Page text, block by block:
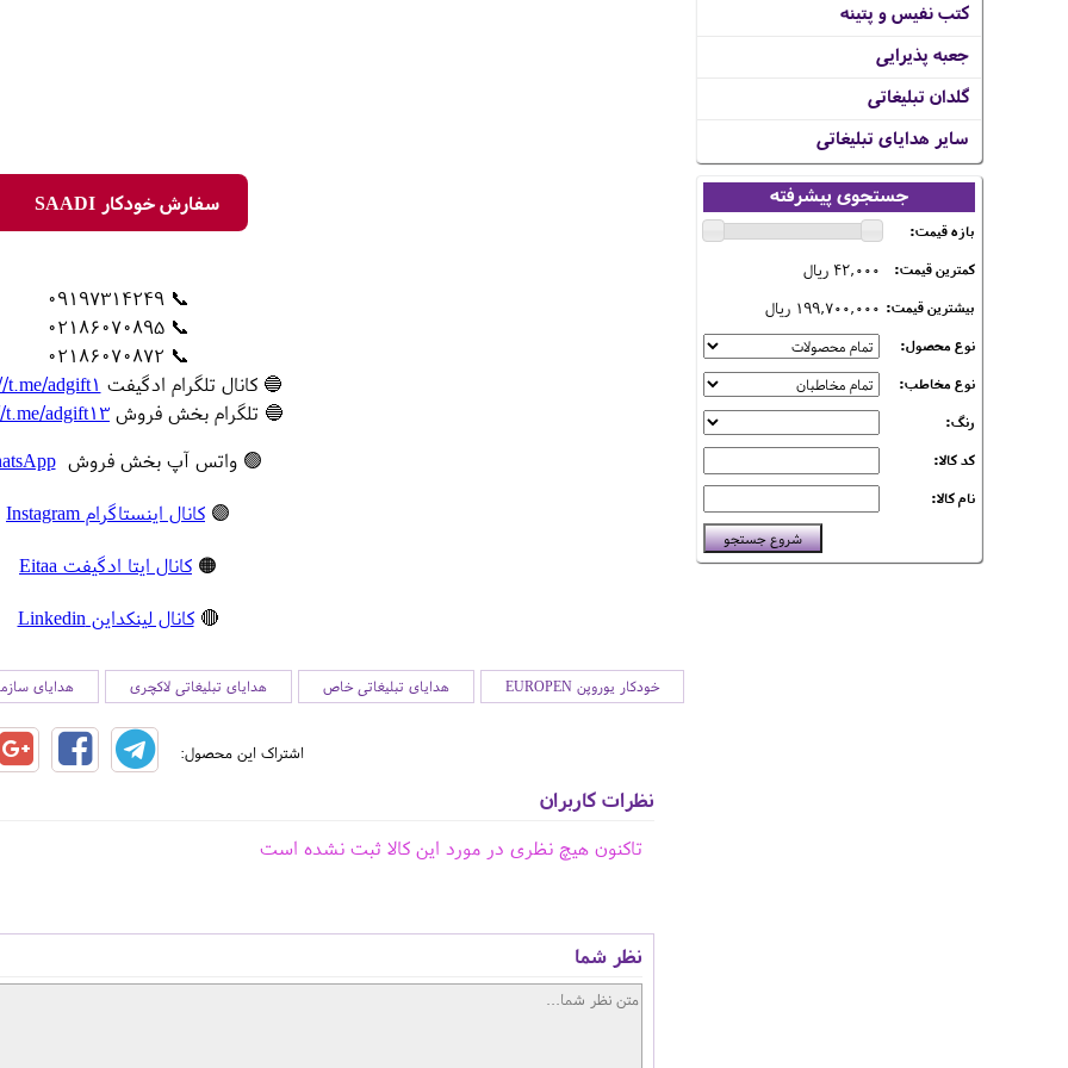
کتب نفیس و پتینه
جعبه پذیرایی
گلدان تبلیغاتی
سایر هدایای تبلیغاتی
جستجوی پیشرفته
بازه قیمت:
کمترین قیمت:
42,000 ریال
بیشترین قیمت: 199,700,000 ریال
نوع محصول:
نوع مخاطب:
رنگ:
کد کالا:
نام کالا:
سفارش خودکار SAADI
📞 09197314249
📞 02186070895
📞 02186070872
🔵 کانال تلگرام ادگیفت t.me/adgift1
🔵 تلگرام بخش فروش t.me/adgift13
🟢 واتس آپ بخش فروش
🟣 کانال اینستاگرام Instagram
🟠 کانال ایتا ادگیفت Eitaa
🔴 کانال لینکداین Linkedin
خودکار یوروپن EUROPEN هدایای تبلیغاتی خاص هدایای تبلیغاتی لاکچری هدایای
اشتراک این محصول:
نظرات کاربران
تاکنون هیچ نظری در مورد این کالا ثبت نشده است
نظر شما